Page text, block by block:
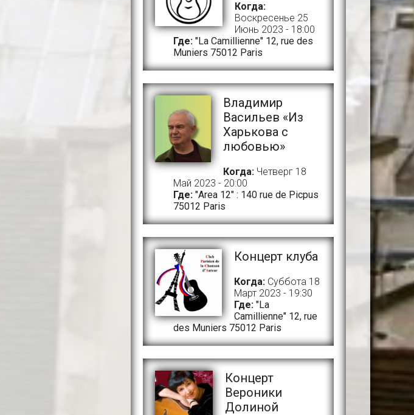
Когда:
Воскресенье 25
Июнь 2023 - 18:00
Где: "La Camillienne" 12, rue des
Muniers 75012 Paris
Владимир
Васильев «Из
Харькова с
любовью»
Когда:Четверг 18
Май 2023 - 20:00
Где: "Area 12" : 140 rue de Picpus
75012 Paris
Концерт клуба
Когда:Суббота 18
Март 2023 - 19:30
Где: "La
Camillienne" 12, rue
des Muniers 75012 Paris
Концерт
Вероники
Долиной